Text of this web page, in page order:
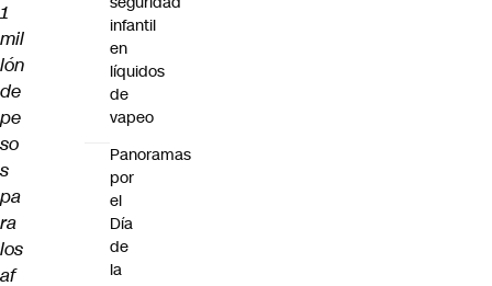
1
mil
lón
de
pe
so
s
pa
ra
los
af
infantil
en
líquidos
de
vapeo
Panoramas
por
el
Día
de
la